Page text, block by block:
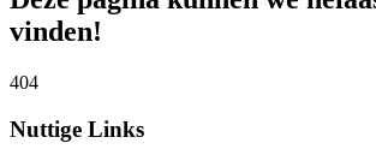
vinden!
404
Nuttige Links